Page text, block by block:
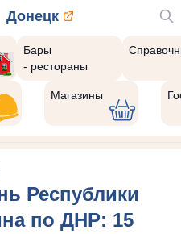
Донецк
Бары
- рестораны
Магазины
Республики
по ДНР: 15